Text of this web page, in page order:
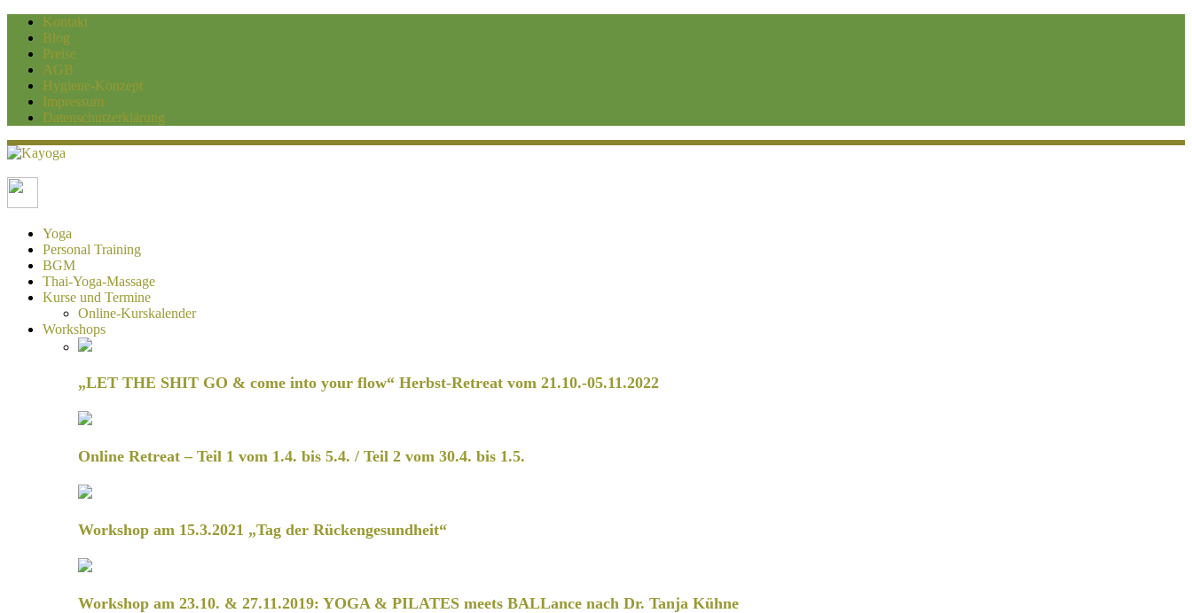
Kontakt
Blog
Preise
AGB
Hygiene-Konzept
Impressum
Datenschutzerklärung
Kayoga
Yoga und Personaltraining Duisburg
Yoga
Personal Training
BGM
Thai-Yoga-Massage
Kurse und Termine
Online-Kurskalender
Workshops
„LET THE SHIT GO & come into your flow“ Herbst-Retreat vom 21.10.-05.11.2022
Online Retreat – Teil 1 vom 1.4. bis 5.4. / Teil 2 vom 30.4. bis 1.5.
Workshop am 15.3.2021 „Tag der Rückengesundheit“
Workshop am 23.10. & 27.11.2019: YOGA & PILATES meets BALLance nach Dr. Tanja Kühne